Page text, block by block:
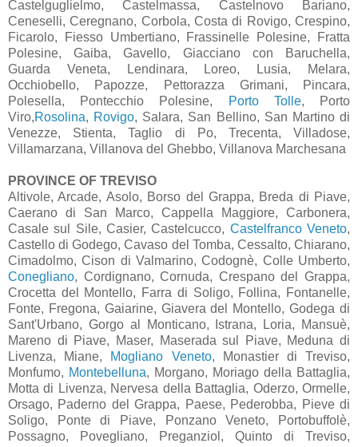
Castelguglielmo, Castelmassa, Castelnovo Bariano,
Ceneselli, Ceregnano, Corbola, Costa di Rovigo, Crespino,
Ficarolo, Fiesso Umbertiano, Frassinelle Polesine, Fratta
Polesine, Gaiba, Gavello, Giacciano con Baruchella,
Guarda Veneta, Lendinara, Loreo, Lusia, Melara,
Occhiobello, Papozze, Pettorazza Grimani, Pincara,
Polesella, Pontecchio Polesine,
Porto Tolle, Porto
Viro,Rosolina, Rovigo, Salara, San Bellino, San Martino di
Venezze, Stienta, Taglio di Po, Trecenta, Villadose,
Villamarzana, Villanova del Ghebbo, Villanova Marchesana
PROVINCE OF TREVISO
Altivole, Arcade, Asolo, Borso del Grappa, Breda di Piave,
Caerano di San Marco, Cappella Maggiore, Carbonera,
Casale sul Sile, Casier, Castelcucco, Castelfranco Veneto,
Castello di Godego, Cavaso del Tomba, Cessalto, Chiarano,
Cimadolmo, Cison di Valmarino, Codognè, Colle Umberto,
Conegliano, Cordignano, Cornuda, Crespano del Grappa,
Crocetta del Montello, Farra di Soligo, Follina, Fontanelle,
Fonte, Fregona, Gaiarine, Giavera del Montello, Godega di
Sant'Urbano, Gorgo al Monticano, Istrana, Loria, Mansuè,
Mareno di Piave, Maser, Maserada sul Piave, Meduna di
Livenza, Miane, Mogliano Veneto, Monastier di Treviso,
Monfumo, Montebelluna, Morgano, Moriago della Battaglia,
Motta di Livenza, Nervesa della Battaglia, Oderzo, Ormelle,
Orsago, Paderno del Grappa, Paese, Pederobba, Pieve di
Soligo, Ponte di Piave, Ponzano Veneto, Portobuffolè,
Possagno, Povegliano, Preganziol, Quinto di Treviso,